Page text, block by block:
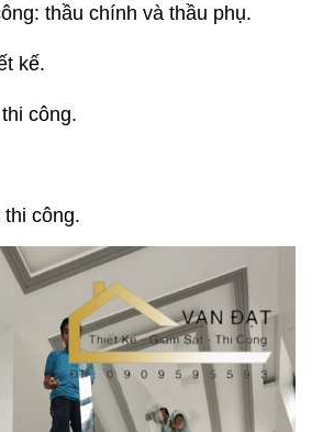
thầu chính và thầu phụ.
kế.
công.
công.